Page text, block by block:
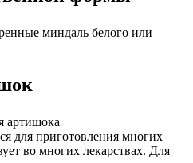
миндаль белого или
для приготовления многих
во многих лекарствах. Для